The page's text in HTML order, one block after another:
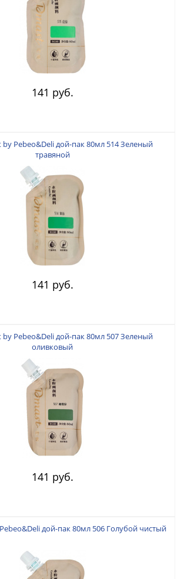
141 руб.
Pebeo&Deli дой-пак 80мл 514 Зеленый
травяной
141 руб.
Pebeo&Deli дой-пак 80мл 507 Зеленый
оливковый
141 руб.
дой-пак 80мл 506 Голубой чистый